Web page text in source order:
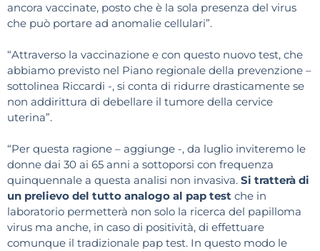
ancora vaccinate, posto che è la sola presenza del virus
che può portare ad anomalie cellulari”.
“Attraverso la vaccinazione e con questo nuovo test, che
abbiamo previsto nel Piano regionale della prevenzione –
sottolinea Riccardi -, si conta di ridurre drasticamente se
non addirittura di debellare il tumore della cervice
uterina”.
“Per questa ragione – aggiunge -, da luglio inviteremo le
donne dai 30 ai 65 anni a sottoporsi con frequenza
quinquennale a questa analisi non invasiva. Si tratterà di
un prelievo del tutto analogo al pap test che in
laboratorio permetterà non solo la ricerca del papilloma
virus ma anche, in caso di positività, di effettuare
comunque il tradizionale pap test. In questo modo le